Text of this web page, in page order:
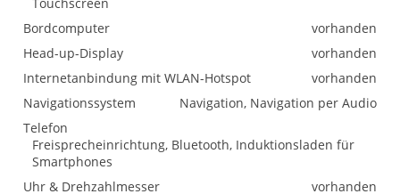
Bordcomputer
vorhanden
Head-up-Display
vorhanden
Internetanbindung mit WLAN-Hotspot
vorhanden
Navigationssystem
Navigation, Navigation per Audio
Telefon
Freisprecheinrichtung, Bluetooth, Induktionsladen für
Smartphones
Uhr & Drehzahlmesser
vorhanden